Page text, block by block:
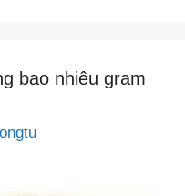
bao nhiêu gram